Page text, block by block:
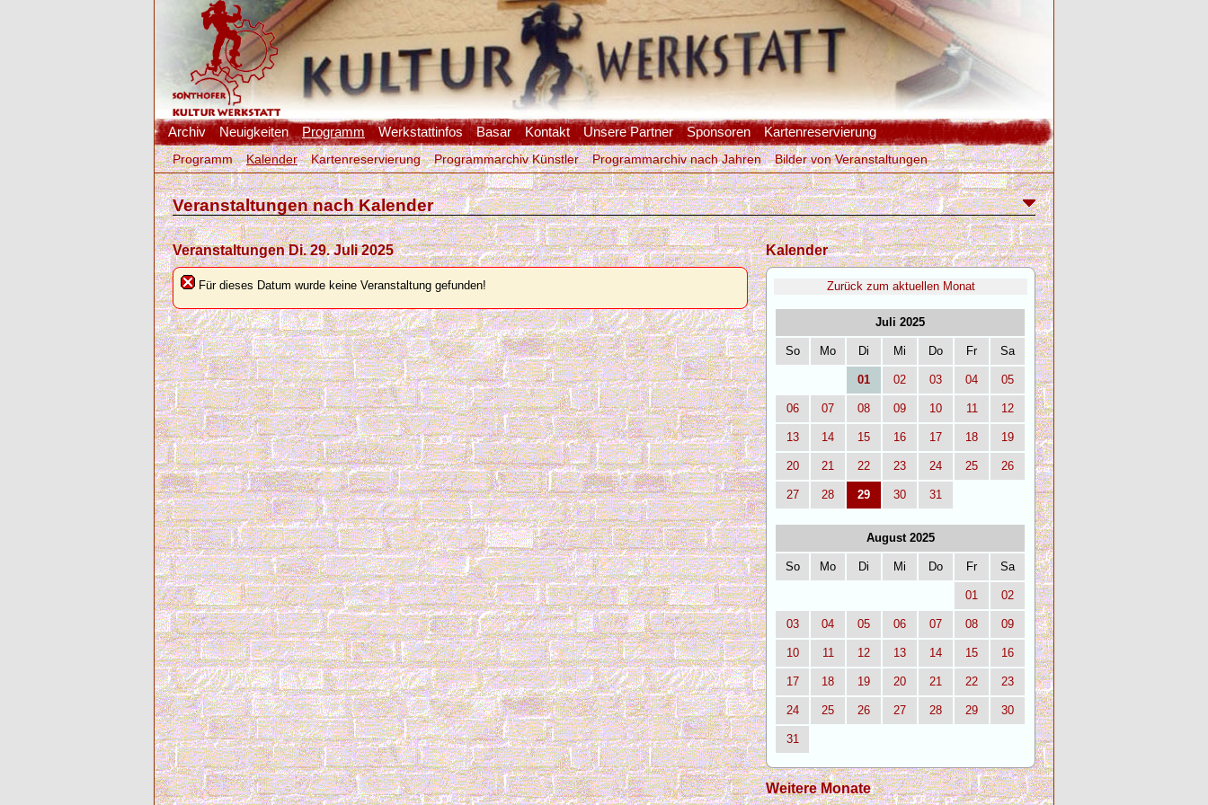
Archiv Neuigkeiten Programm Werkstattinfos Basar Kontakt Unsere Partner Sponsoren Kartenreservierung
Programm Kalender Kartenreservierung Programmarchiv Künstler Programmarchiv nach Jahren Bilder von Veranstaltungen
Veranstaltungen nach Kalender
Veranstaltungen Di. 29. Juli 2025
Für dieses Datum wurde keine Veranstaltung gefunden!
Kalender
Zurück zum aktuellen Monat
Juli 2025
So Mo Di Mi Do Fr Sa
01 02 03 04 05
06 07 08 09 10 11 12
13 14 15 16 17 18 19
20 21 22 23 24 25 26
27 28 29 30 31
August 2025
So Mo Di Mi Do Fr Sa
01 02
03 04 05 06 07 08 09
10 11 12 13 14 15 16
17 18 19 20 21 22 23
24 25 26 27 28 29 30
31
Weitere Monate